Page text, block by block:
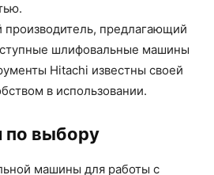
предлагающий
шлифовальные машины
Hitachi известны своей
в использовании.
по выбору
машины для работы с